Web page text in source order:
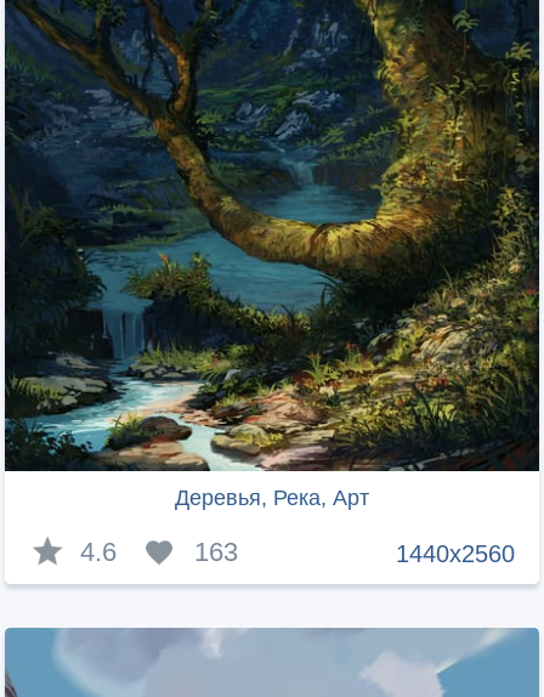
Деревья, Река, Арт
1440x2560
4.6 163